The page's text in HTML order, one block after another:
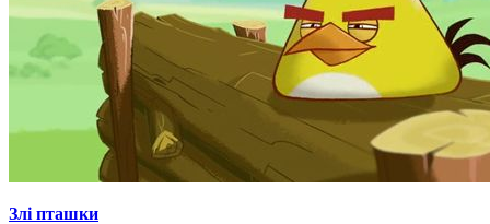
Злі пташки